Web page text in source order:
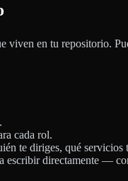
en tu repositorio.
cada rol.
te diriges, qué servicios
escribir directamente —